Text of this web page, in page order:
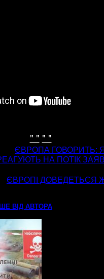
" " " "
ЄВРОПА ГОВОРИТЬ:
НА ПОТІК ЗАЯВ
ЄВРОПІ ДОВЕДЕТЬСЯ
ВІД АВТОРА